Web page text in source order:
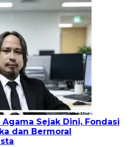
Sejak Dini, Fondasi
dan Bermoral